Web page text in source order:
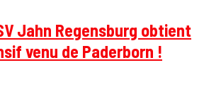
Jahn Regensburg obtient
venu de Paderborn !